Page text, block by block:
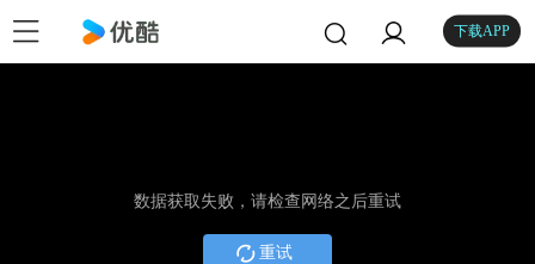
下载APP
数据获取失败，请检查网络之后重试
重试